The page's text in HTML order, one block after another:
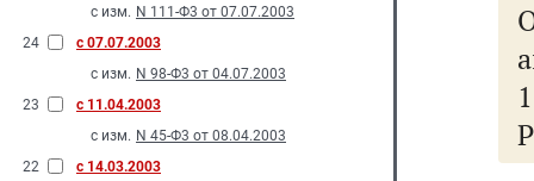
с изм. N 111-Ф3 от 07.07.2003
24
с 07.07.2003
с изм. N 98-Ф3 от 04.07.2003
23
с 11.04.2003
с изм. N 45-Ф3 от 08.04.2003
22
с 14.03.2003